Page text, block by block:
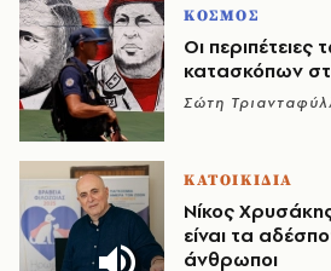
ΚΟΣΜΟΣ
Οι
κατασκόπων
Σώτη
ΚΑΤΟΙΚΙΔΙΑ
Νίκος
είναι τα
άνθρωποι